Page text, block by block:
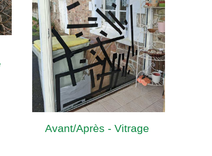
Avant/Après - Vitrage